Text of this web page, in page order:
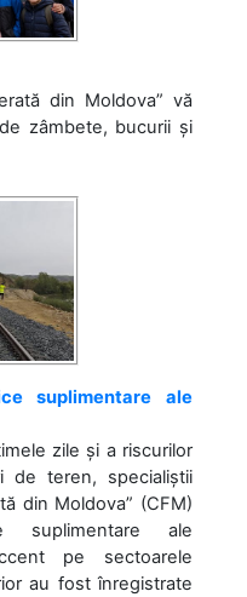
din Moldova” vă
zâmbete, bucurii și
suplimentare ale
zile și a riscurilor
de teren, specialiștii
din Moldova” (CFM)
suplimentare ale
pe sectoarele
au fost înregistrate